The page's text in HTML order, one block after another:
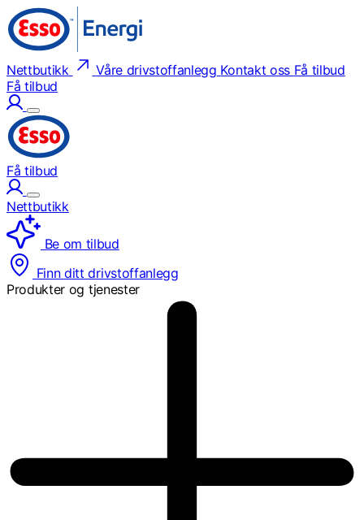
Nettbutikk Våre drivstoffanlegg Kontakt oss Få tilbud
Få tilbud
Få tilbud
Nettbutikk
Be om tilbud
Finn ditt drivstoffanlegg
Produkter og tjenester